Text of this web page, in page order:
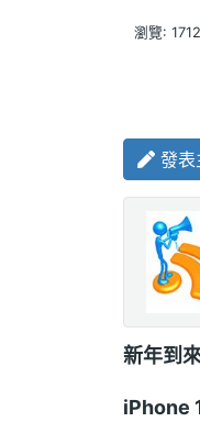
瀏覽: 1712
發表
新年到
iPhone